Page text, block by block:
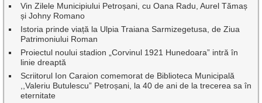
Vin Zilele Municipiului Petroșani, cu Oana Radu, Aurel Tămaș
și Johny Romano
Istoria prinde viață la Ulpia Traiana Sarmizegetusa, de Ziua
Patrimoniului Roman
Proiectul noului stadion „Corvinul 1921 Hunedoara” intră în
linie dreaptă
Scriitorul Ion Caraion comemorat de Biblioteca Municipală
,,Valeriu Butulescu” Petroșani, la 40 de ani de la trecerea sa în
eternitate